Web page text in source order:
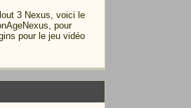
3 Nexus, voici le
pour
pour le jeu vidéo